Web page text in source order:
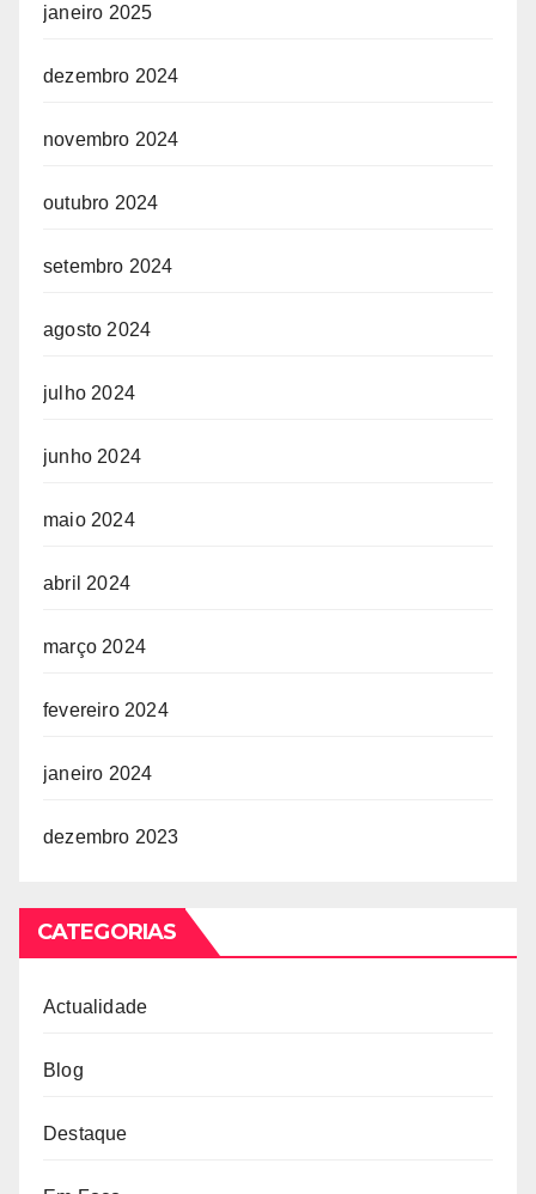
janeiro 2025
dezembro 2024
novembro 2024
outubro 2024
setembro 2024
agosto 2024
julho 2024
junho 2024
maio 2024
abril 2024
março 2024
fevereiro 2024
janeiro 2024
dezembro 2023
CATEGORIAS
Actualidade
Blog
Destaque